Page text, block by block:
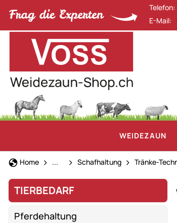
Telefon:
E-Mail:
WEIDEZAUN
Home Tierbedarf
... Schafhaltung Tränke-
TIERBEDARF
Pferdehaltung